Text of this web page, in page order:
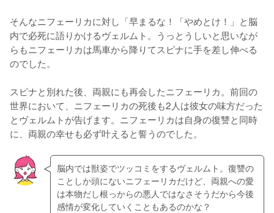
そんなニフェーリカに対し「早まるな！「やめとけ！」と脳
内で必死に語りかけるヴェルムト。うっとうしいと思いなが
らもニフェーリカは馬車から降りてスピナに手を差し伸べる
のでした。
スピナと別れた後、両親にも再会したニフェーリカ。前回の
世界において、ニフェーリカの死後も2人は彼女の味方だった
とヴェルムトが告げます。ニフェーリカは自身の復讐と同時
に、両親の幸せも必ず叶えると誓うのでした。
脳内では獣姿でツッコミをするヴェルムト。復讐の
ことしか頭にないニフェーリカだけど、両親への愛
は本物だし根っからの悪人ではなさそうだから今後
感情が変化していくこともあるのかな？